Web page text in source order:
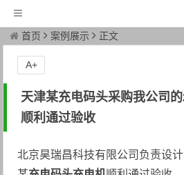
首页 案例展示 正文
天津某充电码头采购我公司
顺利通过验收
北京昊瑞昌科技有限公司负责设
A+